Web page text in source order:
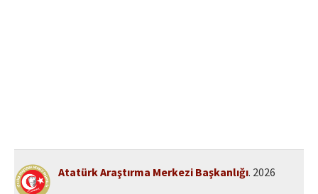
Atatürk Araştırma Merkezi Başkanlığı. 2026